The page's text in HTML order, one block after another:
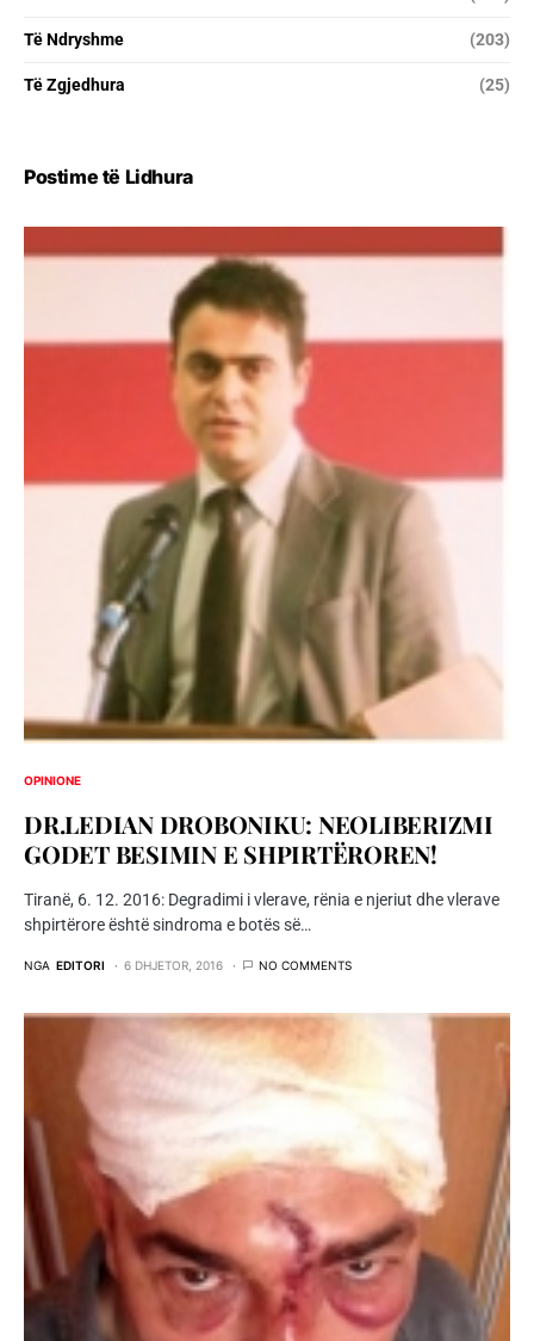
Të Ndryshme (203)
Të Zgjedhura (25)
Postime të Lidhura
OPINIONE
DR.LEDIAN DROBONIKU: NEOLIBERIZMI
GODET BESIMIN E SHPIRTËROREN!
Tiranë, 6. 12. 2016: Degradimi i vlerave, rënia e njeriut dhe vlerave
shpirtërore është sindroma e botës së…
NGA EDITORI 6 DHJETOR, 2016 NO COMMENTS